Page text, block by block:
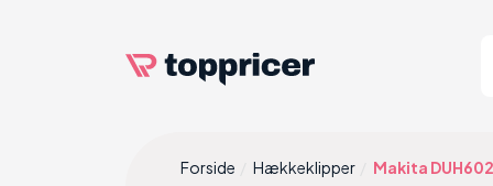
Forside Hækkeklipper Makita